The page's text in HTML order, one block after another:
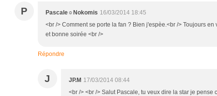
P Pascale☼Nokomis 16/03/2014 18:45
<br /> Comment se porte la fan ? Bien j'espèe.<br /> Toujours
et bonne soirée <br />
Répondre
J JP.M 17/03/2014 08:44
<br /> <br /> Salut Pascale, tu veux dire la star je pense